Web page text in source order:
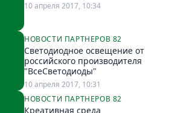
10 апреля 2017, 10:34
НОВОСТИ ПАРТНЕРОВ 82
Светодиодное освещение от
российского производителя
"ВсеСветодиоды"
10 апреля 2017, 10:31
НОВОСТИ ПАРТНЕРОВ 82
Креативная среда